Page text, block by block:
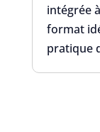
intégrée
format
pratique